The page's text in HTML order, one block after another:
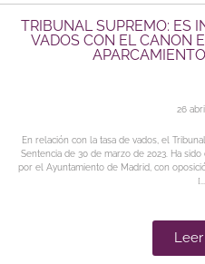
TRIBUNAL SUPREMO: ES
VADOS CON EL CANON
26
En relación con la tasa de vados, el
Sentencia de 30 de marzo de 2023. Ha
por el Ayuntamiento de Madrid, con